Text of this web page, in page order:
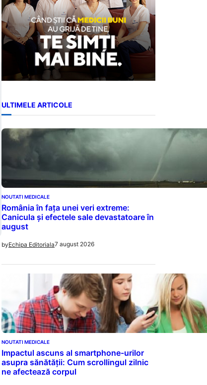
ULTIMELE ARTICOLE
NOUTATI MEDICALE
România în fața unei veri extreme:
Canicula și efectele sale devastatoare în
august
byEchipa Editoriala7 august 2026
NOUTATI MEDICALE
Impactul ascuns al smartphone-urilor
asupra sănătății: Cum scrollingul zilnic
ne afectează corpul